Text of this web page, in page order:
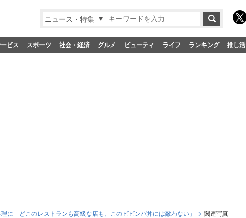
ニュース・特集
ビス スポーツ 社会・経済 グルメ ビューティ ライフ ランキング 推し活
に「どこのレストランも高級な店も、このビビンバ丼には敵わない」
関連写真